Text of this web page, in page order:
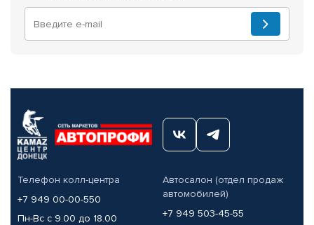
Телефон колл-центра
+7 949 00-00-550
Пн-Вс с 9.00 до 18.00
Автосалон (отдел продаж
автомобилей)
+7 949 503-45-55